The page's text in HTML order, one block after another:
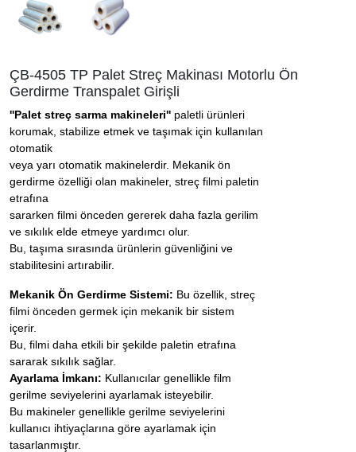
ÇB-4505 TP Palet Streç Makinası Motorlu Ön
Gerdirme Transpalet Girişli
''Palet streç sarma makineleri'' paletli ürünleri
korumak, stabilize etmek ve taşımak için kullanılan
otomatik
veya yarı otomatik makinelerdir. Mekanik ön
gerdirme özelliği olan makineler, streç filmi paletin
etrafına
sararken filmi önceden gererek daha fazla gerilim
ve sıkılık elde etmeye yardımcı olur.
Bu, taşıma sırasında ürünlerin güvenliğini ve
stabilitesini artırabilir.
Mekanik Ön Gerdirme Sistemi: Bu özellik, streç
filmi önceden germek için mekanik bir sistem
içerir.
Bu, filmi daha etkili bir şekilde paletin etrafına
sararak sıkılık sağlar.
Ayarlama İmkanı: Kullanıcılar genellikle film
gerilme seviyelerini ayarlamak isteyebilir.
Bu makineler genellikle gerilme seviyelerini
kullanıcı ihtiyaçlarına göre ayarlamak için
tasarlanmıştır.